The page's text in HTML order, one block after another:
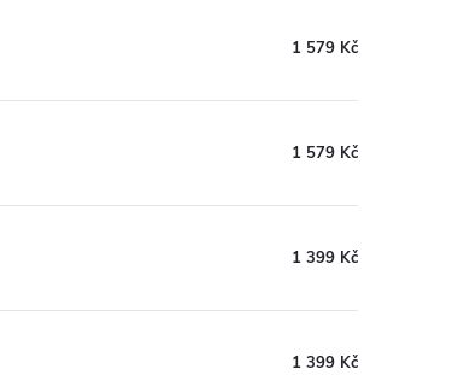
1 579 Kč
1 579 Kč
1 399 Kč
1 399 Kč